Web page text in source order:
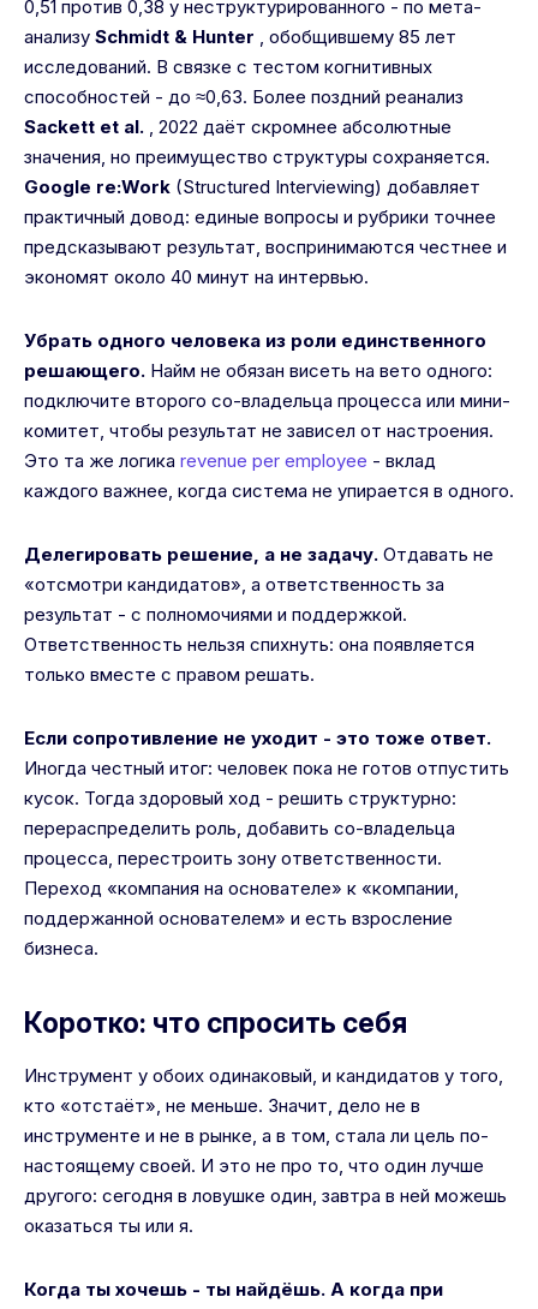
0,51 против 0,38 у неструктурированного - по мета-
анализу Schmidt & Hunter , обобщившему 85 лет
исследований. В связке с тестом когнитивных
способностей - до ≈0,63. Более поздний реанализ
Sackett et al. , 2022 даёт скромнее абсолютные
значения, но преимущество структуры сохраняется.
Google re:Work (Structured Interviewing) добавляет
практичный довод: единые вопросы и рубрики точнее
предсказывают результат, воспринимаются честнее и
экономят около 40 минут на интервью.
Убрать одного человека из роли единственного
решающего. Найм не обязан висеть на вето одного:
подключите второго со-владельца процесса или мини-
комитет, чтобы результат не зависел от настроения.
Это та же логика revenue per employee - вклад
каждого важнее, когда система не упирается в одного.
Делегировать решение, а не задачу. Отдавать не
«отсмотри кандидатов», а ответственность за
результат - с полномочиями и поддержкой.
Ответственность нельзя спихнуть: она появляется
только вместе с правом решать.
Если сопротивление не уходит - это тоже ответ.
Иногда честный итог: человек пока не готов отпустить
кусок. Тогда здоровый ход - решить структурно:
перераспределить роль, добавить со-владельца
процесса, перестроить зону ответственности.
Переход «компания на основателе» к «компании,
поддержанной основателем» и есть взросление
бизнеса.
Коротко: что спросить себя
Инструмент у обоих одинаковый, и кандидатов у того,
кто «отстаёт», не меньше. Значит, дело не в
инструменте и не в рынке, а в том, стала ли цель по-
настоящему своей. И это не про то, что один лучше
другого: сегодня в ловушке один, завтра в ней можешь
оказаться ты или я.
Когда ты хочешь - ты найдёшь. А когда при